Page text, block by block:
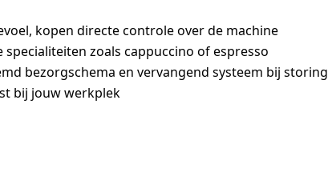
kopen directe controle over de machine
zoals cappuccino of espresso
bezorgschema en vervangend systeem bij storing
bij jouw werkplek